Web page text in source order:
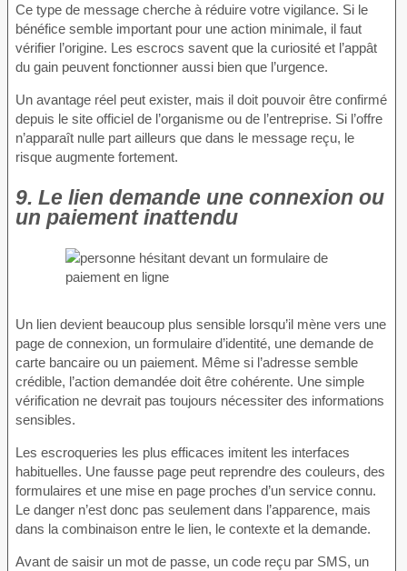
Ce type de message cherche à réduire votre vigilance. Si le
bénéfice semble important pour une action minimale, il faut
vérifier l’origine. Les escrocs savent que la curiosité et l’appât
du gain peuvent fonctionner aussi bien que l’urgence.
Un avantage réel peut exister, mais il doit pouvoir être confirmé
depuis le site officiel de l’organisme ou de l’entreprise. Si l’offre
n’apparaît nulle part ailleurs que dans le message reçu, le
risque augmente fortement.
9. Le lien demande une connexion ou
un paiement inattendu
Un lien devient beaucoup plus sensible lorsqu’il mène vers une
page de connexion, un formulaire d’identité, une demande de
carte bancaire ou un paiement. Même si l’adresse semble
crédible, l’action demandée doit être cohérente. Une simple
vérification ne devrait pas toujours nécessiter des informations
sensibles.
Les escroqueries les plus efficaces imitent les interfaces
habituelles. Une fausse page peut reprendre des couleurs, des
formulaires et une mise en page proches d’un service connu.
Le danger n’est donc pas seulement dans l’apparence, mais
dans la combinaison entre le lien, le contexte et la demande.
Avant de saisir un mot de passe, un code reçu par SMS, un